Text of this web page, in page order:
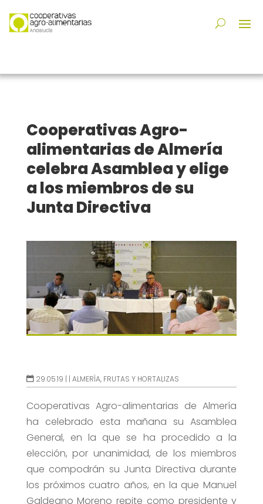
Cooperativas Agro-
alimentarias de Almería
celebra Asamblea y elige
a los miembros de su
Junta Directiva
29.05.19 | | ALMERÍA, FRUTAS Y HORTALIZAS
Cooperativas Agro-alimentarias de Almería
ha celebrado esta mañana su Asamblea
General, en la que se ha procedido a la
elección, por unanimidad, de los miembros
que compodrán su Junta Directiva durante
los próximos cuatro años, en la que Manuel
Galdeano Moreno repite como presidente y